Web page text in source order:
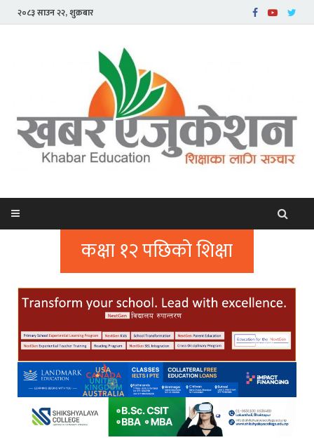
२०८३ साउन २२, शुक्रबार
कक्षा १२ पछिको शिक्षा